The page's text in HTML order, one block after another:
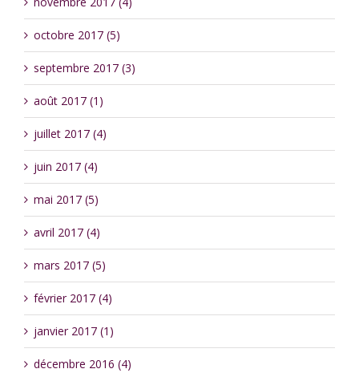
octobre 2017 (5)
septembre 2017 (3)
août 2017 (1)
juillet 2017 (4)
juin 2017 (4)
mai 2017 (5)
avril 2017 (4)
mars 2017 (5)
février 2017 (4)
janvier 2017 (1)
décembre 2016 (4)